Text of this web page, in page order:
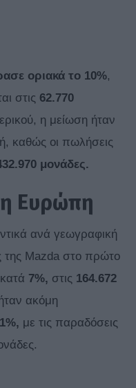
οριακά το 10%,
στις 62.770
η μείωση ήταν
καθώς οι πωλήσεις
μονάδες.
η Ευρώπη
ανά γεωγραφική
της Mazda στο πρώτο
7%, στις 164.672
ακόμη
με τις παραδόσεις